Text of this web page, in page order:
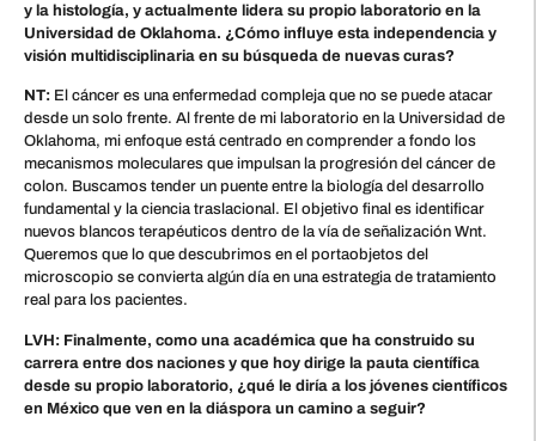
y la histología, y actualmente lidera su propio laboratorio en la
Universidad de Oklahoma. ¿Cómo influye esta independencia y
visión multidisciplinaria en su búsqueda de nuevas curas?
NT: El cáncer es una enfermedad compleja que no se puede atacar
desde un solo frente. Al frente de mi laboratorio en la Universidad de
Oklahoma, mi enfoque está centrado en comprender a fondo los
mecanismos moleculares que impulsan la progresión del cáncer de
colon. Buscamos tender un puente entre la biología del desarrollo
fundamental y la ciencia traslacional. El objetivo final es identificar
nuevos blancos terapéuticos dentro de la vía de señalización Wnt.
Queremos que lo que descubrimos en el portaobjetos del
microscopio se convierta algún día en una estrategia de tratamiento
real para los pacientes.
LVH: Finalmente, como una académica que ha construido su
carrera entre dos naciones y que hoy dirige la pauta científica
desde su propio laboratorio, ¿qué le diría a los jóvenes científicos
en México que ven en la diáspora un camino a seguir?